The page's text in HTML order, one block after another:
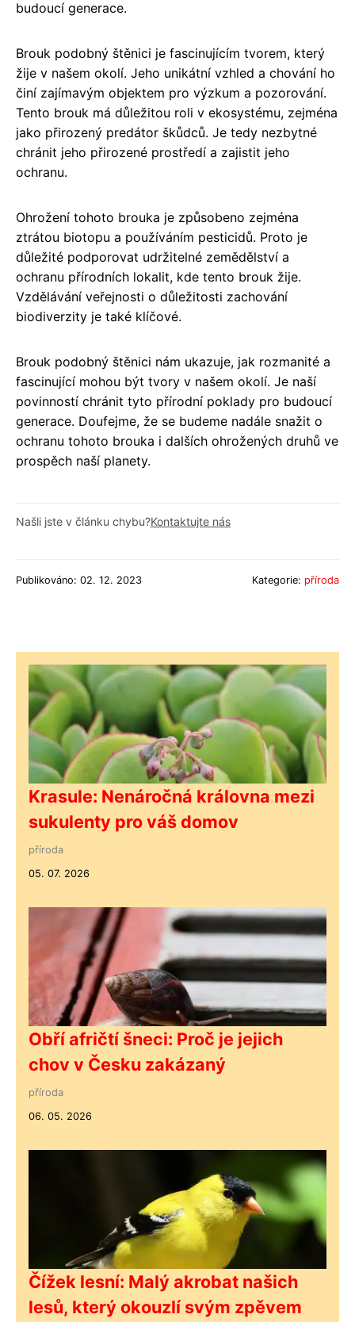
budoucí generace.
Brouk podobný štěnici je fascinujícím tvorem, který
žije v našem okolí. Jeho unikátní vzhled a chování ho
činí zajímavým objektem pro výzkum a pozorování.
Tento brouk má důležitou roli v ekosystému, zejména
jako přirozený predátor škůdců. Je tedy nezbytné
chránit jeho přirozené prostředí a zajistit jeho
ochranu.
Ohrožení tohoto brouka je způsobeno zejména
ztrátou biotopu a používáním pesticidů. Proto je
důležité podporovat udržitelné zemědělství a
ochranu přírodních lokalit, kde tento brouk žije.
Vzdělávání veřejnosti o důležitosti zachování
biodiverzity je také klíčové.
Brouk podobný štěnici nám ukazuje, jak rozmanité a
fascinující mohou být tvory v našem okolí. Je naší
povinností chránit tyto přírodní poklady pro budoucí
generace. Doufejme, že se budeme nadále snažit o
ochranu tohoto brouka i dalších ohrožených druhů ve
prospěch naší planety.
Našli jste v článku chybu?Kontaktujte nás
Publikováno: 02. 12. 2023 Kategorie: příroda
Krasule: Nenáročná královna mezi
sukulenty pro váš domov
příroda
05. 07. 2026
Obří afričtí šneci: Proč je jejich
chov v Česku zakázaný
příroda
06. 05. 2026
Čížek lesní: Malý akrobat našich
lesů, který okouzlí svým zpěvem